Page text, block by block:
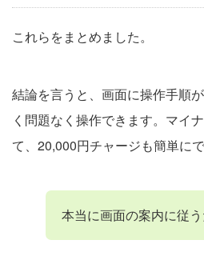
これらをまとめました。
結論を言うと、画面に操作手順
く問題なく操作できます。マイ
て、20,000円チャージも簡単にで
本当に画面の案内に従う